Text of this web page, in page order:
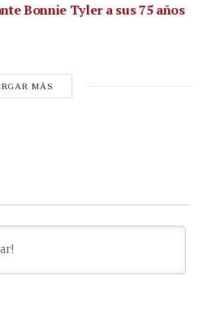
Bonnie Tyler a sus 75 años
MÁS